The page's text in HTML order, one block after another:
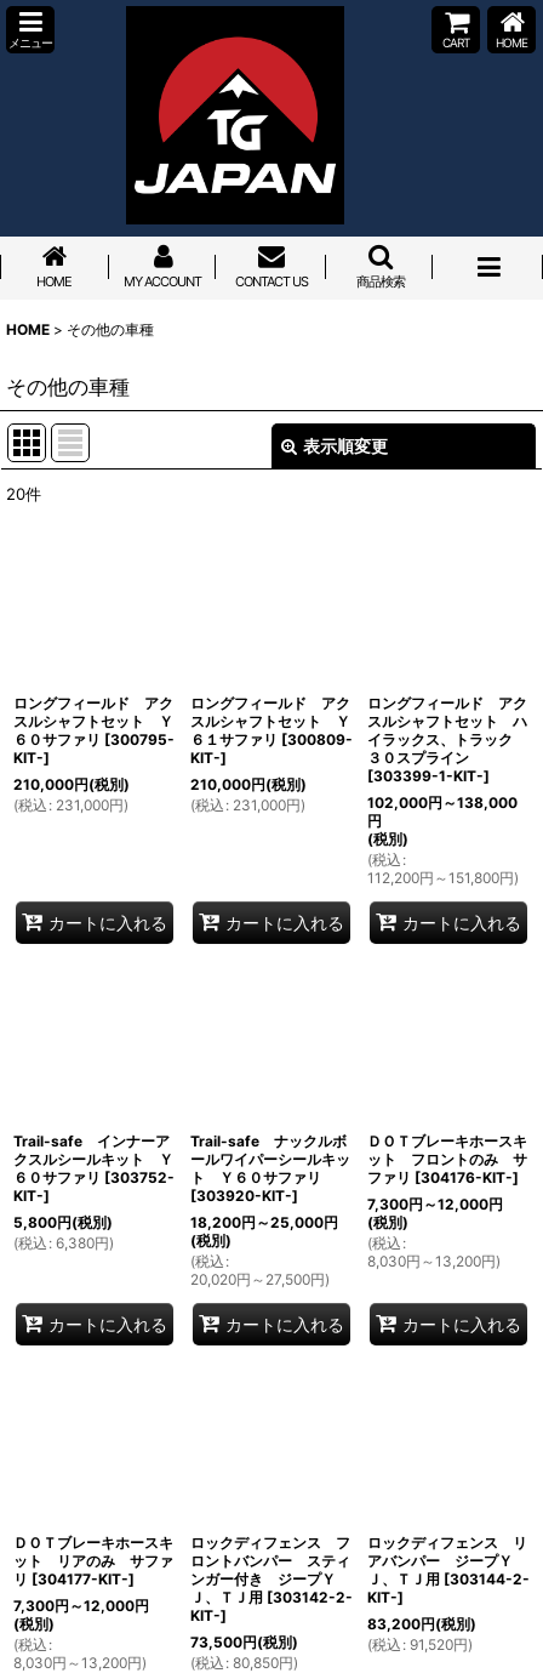
メニュー CART HOME
HOME MY ACCOUNT CONTACT US 商品検索
HOME > その他の車種
その他の車種
表示順変更
絞り込む
20件
ロングフィールド アク
スルシャフトセット Ｙ
６０サファリ [300795-
KIT-]
210,000円(税別)
(税込 : 231,000円)
カートに入れる
ロングフィールド アク
スルシャフトセット Ｙ
６１サファリ [300809-
KIT-]
210,000円(税別)
(税込 : 231,000円)
カートに入れる
ロングフィールド アク
スルシャフトセット ハ
イラックス、トラック
３０スプライン
[303399-1-KIT-]
102,000円 ～138,000
円
(税別)
(税込 :
112,200円 ～151,800円)
カートに入れる
Trail-safe インナーア
クスルシールキット Ｙ
６０サファリ [303752-
KIT-]
5,800円(税別)
(税込 : 6,380円)
カートに入れる
Trail-safe ナックルボ
ールワイパーシールキッ
ト Ｙ６０サファリ
[303920-KIT-]
18,200円 ～25,000円
(税別)
(税込 :
20,020円 ～27,500円)
カートに入れる
ＤＯＴブレーキホースキ
ット フロントのみ サ
ファリ [304176-KIT-]
7,300円 ～12,000円
(税別)
(税込 :
8,030円 ～13,200円)
カートに入れる
ＤＯＴブレーキホースキ
ット リアのみ サファ
リ [304177-KIT-]
7,300円 ～12,000円
(税別)
(税込 :
8,030円 ～13,200円)
ロックディフェンス フ
ロントバンパー スティ
ンガー付き ジープＹ
Ｊ、ＴＪ用 [303142-2-
KIT-]
73,500円(税別)
(税込 : 80,850円)
ロックディフェンス リ
アバンパー ジープＹ
Ｊ、ＴＪ用 [303144-2-
KIT-]
83,200円(税別)
(税込 : 91,520円)